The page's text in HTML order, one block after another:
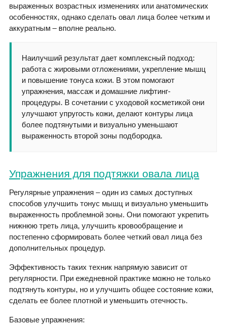
выраженных возрастных изменениях или анатомических
особенностях, однако сделать овал лица более четким и
аккуратным – вполне реально.
Наилучший результат дает комплексный подход:
работа с жировыми отложениями, укрепление мышц
и повышение тонуса кожи. В этом помогают
упражнения, массаж и домашние лифтинг-
процедуры. В сочетании с уходовой косметикой они
улучшают упругость кожи, делают контуры лица
более подтянутыми и визуально уменьшают
выраженность второй зоны подбородка.
Упражнения для подтяжки овала лица
Регулярные упражнения – один из самых доступных
способов улучшить тонус мышц и визуально уменьшить
выраженность проблемной зоны. Они помогают укрепить
нижнюю треть лица, улучшить кровообращение и
постепенно сформировать более четкий овал лица без
дополнительных процедур.
Эффективность таких техник напрямую зависит от
регулярности. При ежедневной практике можно не только
подтянуть контуры, но и улучшить общее состояние кожи,
сделать ее более плотной и уменьшить отечность.
Базовые упражнения: